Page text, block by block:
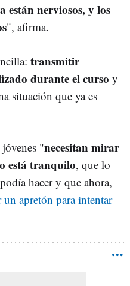
están nerviosos, y los
", afirma.
transmitir
durante el curso y
situación que ya es
"necesitan mirar
está tranquilo, que lo
hacer y que ahora,
un apretón para intentar